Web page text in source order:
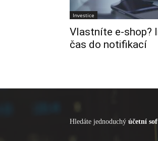
Investice
Vlastníte e-shop?
čas do notifikací
Hledáte jednoduchý účetní